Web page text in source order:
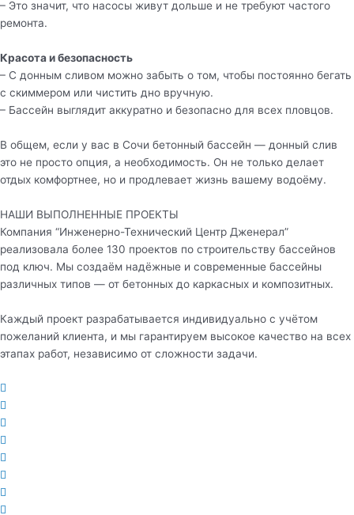
– Это значит, что насосы живут дольше и не требуют частого
ремонта.
Красота и безопасность
– С донным сливом можно забыть о том, чтобы постоянно бегать
с скиммером или чистить дно вручную.
– Бассейн выглядит аккуратно и безопасно для всех пловцов.
В общем, если у вас в Сочи бетонный бассейн — донный слив
это не просто опция, а необходимость. Он не только делает
отдых комфортнее, но и продлевает жизнь вашему водоёму.
НАШИ ВЫПОЛНЕННЫЕ ПРОЕКТЫ
Компания “Инженерно-Технический Центр Дженерал”
реализовала более 130 проектов по строительству бассейнов
под ключ. Мы создаём надёжные и современные бассейны
различных типов — от бетонных до каркасных и композитных.
Каждый проект разрабатывается индивидуально с учётом
пожеланий клиента, и мы гарантируем высокое качество на всех
этапах работ, независимо от сложности задачи.